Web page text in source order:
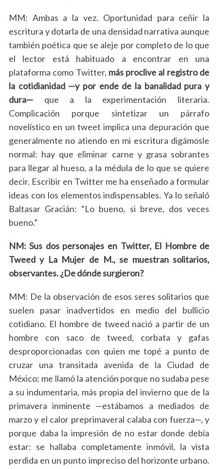
MM: Ambas a la vez. Oportunidad para ceñir la
escritura y dotarla de una densidad narrativa aunque
también poética que se aleje por completo de lo que
el lector está habituado a encontrar en una
plataforma como Twitter, más proclive al registro de
la cotidianidad —y por ende de la banalidad pura y
dura—que a la experimentación literaria.
Complicación porque sintetizar un párrafo
novelístico en un tweet implica una depuración que
generalmente no atiendo en mi escritura digámosle
normal: hay que eliminar carne y grasa sobrantes
para llegar al hueso, a la médula de lo que se quiere
decir. Escribir en Twitter me ha enseñado a formular
ideas con los elementos indispensables. Ya lo señaló
Baltasar Gracián: “Lo bueno, si breve, dos veces
bueno.”
NM: Sus dos personajes en Twitter, El Hombre de
Tweed y La Mujer de M., se muestran solitarios,
observantes. ¿De dónde surgieron?
MM: De la observación de esos seres solitarios que
suelen pasar inadvertidos en medio del bullicio
cotidiano. El hombre de tweed nació a partir de un
hombre con saco de tweed, corbata y gafas
desproporcionadas con quien me topé a punto de
cruzar una transitada avenida de la Ciudad de
México; me llamó la atención porque no sudaba pese
a su indumentaria, más propia del invierno que de la
primavera inminente —estábamos a mediados de
marzo y el calor preprimaveral calaba con fuerza—, y
porque daba la impresión de no estar donde debía
estar: se hallaba completamente inmóvil, la vista
perdida en un punto impreciso del horizonte urbano.